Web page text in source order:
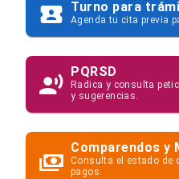
Turno para
Agenda tu cita previa
PQRSD
Radica y consulta
y sugerencias.
Comparendos y
Consulta el estado de
pagos.